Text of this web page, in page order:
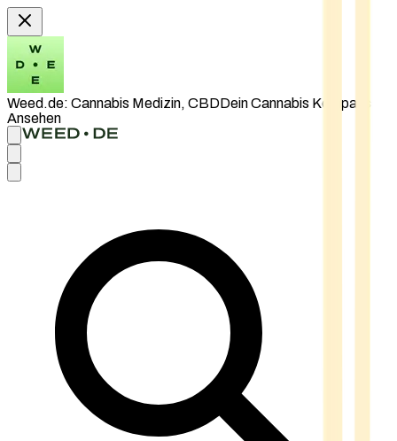
Weed.de: Cannabis Medizin, CBDDein Cannabis Kompass
Ansehen